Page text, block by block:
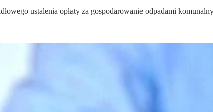
ustalenia opłaty za gospodarowanie odpadami